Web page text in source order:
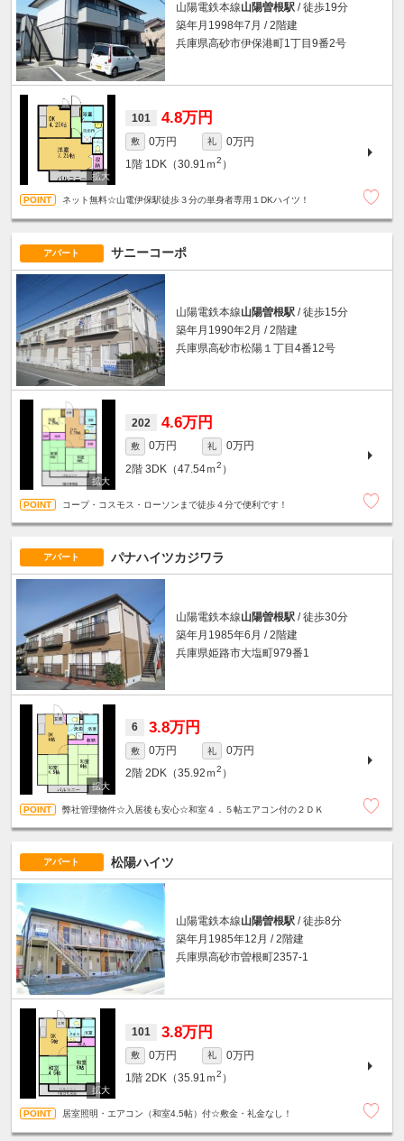
山陽電鉄本線山陽曽根駅 / 徒歩19分
築年月1998年7月 / 2階建
兵庫県高砂市伊保港町1丁目9番2号
101 4.8万円
敷 0万円 礼
0万円
1階 1DK（30.91ｍ2 ）
ネット無料☆山電伊保駅徒歩３分の単身者専用１DKハイツ！
アパート サニーコーポ
山陽電鉄本線山陽曽根駅 / 徒歩15分
築年月1990年2月 / 2階建
兵庫県高砂市松陽１丁目4番12号
202 4.6万円
敷 0万円 礼
0万円
2階 3DK（47.54ｍ2 ）
コープ・コスモス・ローソンまで徒歩４分で便利です！
アパート パナハイツカジワラ
山陽電鉄本線山陽曽根駅 / 徒歩30分
築年月1985年6月 / 2階建
兵庫県姫路市大塩町979番1
6 3.8万円
敷 0万円 礼
0万円
2階 2DK（35.92ｍ2 ）
弊社管理物件☆入居後も安心☆和室４．５帖エアコン付の２ＤＫ
アパート 松陽ハイツ
山陽電鉄本線山陽曽根駅 / 徒歩8分
築年月1985年12月 / 2階建
兵庫県高砂市曽根町2357-1
101 3.8万円
敷 0万円 礼
0万円
1階 2DK（35.91ｍ2 ）
居室照明・エアコン（和室4.5帖）付☆敷金・礼金なし！